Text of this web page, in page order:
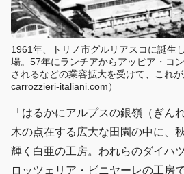
1961年、トリノ市グルリアスコに誕生
場。57年にランチアからアッピア・コ
されるなどの業容拡大を受けて、これ
carrozzieri-italiani.com）
「はるかにアルプスの銀嶺（ぎん
木の点在する広大な田園の中に、
輝く白亜の工房。われらのダイハ
ロッツェリア・ビニヤーレの工房